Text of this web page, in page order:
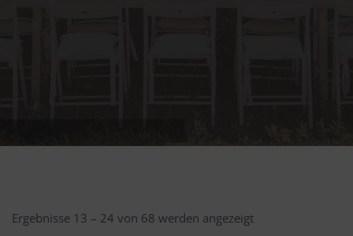
Ergebnisse 13 – 24 von 68 werden angezeigt